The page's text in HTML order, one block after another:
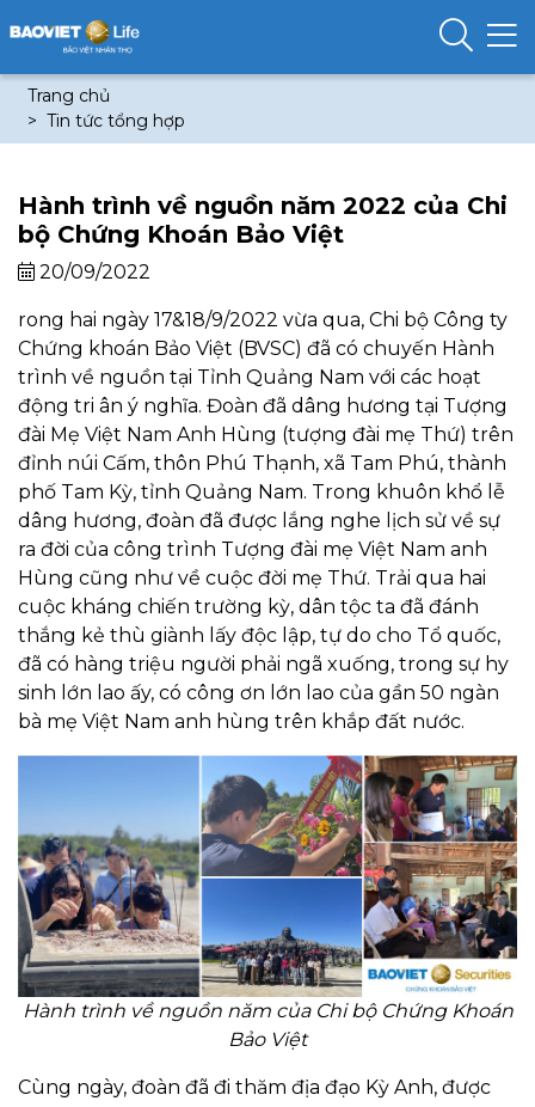
Trang chủ
Tin tức tổng hợp
Hành trình về nguồn năm 2022 của Chi
bộ Chứng Khoán Bảo Việt
20/09/2022
rong hai ngày 17&18/9/2022 vừa qua, Chi bộ Công ty
Chứng khoán Bảo Việt (BVSC) đã có chuyến Hành
trình về nguồn tại Tỉnh Quảng Nam với các hoạt
động tri ân ý nghĩa. Đoàn đã dâng hương tại Tượng
đài Mẹ Việt Nam Anh Hùng (tượng đài mẹ Thứ) trên
đỉnh núi Cấm, thôn Phú Thạnh, xã Tam Phú, thành
phố Tam Kỳ, tỉnh Quảng Nam. Trong khuôn khổ lễ
dâng hương, đoàn đã được lắng nghe lịch sử về sự
ra đời của công trình Tượng đài mẹ Việt Nam anh
Hùng cũng như về cuộc đời mẹ Thứ. Trải qua hai
cuộc kháng chiến trường kỳ, dân tộc ta đã đánh
thắng kẻ thù giành lấy độc lập, tự do cho Tổ quốc,
đã có hàng triệu người phải ngã xuống, trong sự hy
sinh lớn lao ấy, có công ơn lớn lao của gần 50 ngàn
bà mẹ Việt Nam anh hùng trên khắp đất nước.
Hành trình về nguồn năm của Chi bộ Chứng Khoán
Bảo Việt
Cùng ngày, đoàn đã đi thăm địa đạo Kỳ Anh, được